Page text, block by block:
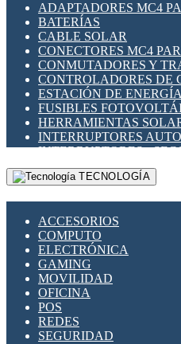
ADAPTADORES MC4
BATERÍAS
CABLE SOLAR
CONECTORES MC4
CONMUTADORES Y
CONTROLADORES DE
ESTACIÓN DE ENERGÍA
FUSIBLES
HERRAMIENTAS
INTERRUPTORES
INTERRUPTORES -
FOTOVOLTÁICOS
MONTAJE PANEL SOLAR
SUPRESOR DE
APLICACIONES
TECNOLOGÍA
ACCESORIOS
COMPUTO
ELECTRÓNICA
GAMING
MOVILIDAD
OFICINA
POS
REDES
SEGURIDAD